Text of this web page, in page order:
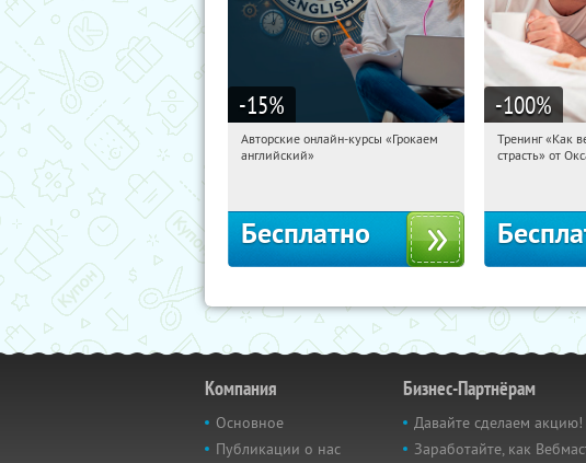
-15%
01:37:38 Получили:
Авторские онлайн-курсы «Грокаем
английский»
Бесплатно
-100%
01:37:38
Тренинг «Как
страсть» от
Компания
Основное
Публикации о нас
Бизнес-Партнёрам
Давайте сделаем акцию!
Заработайте, как